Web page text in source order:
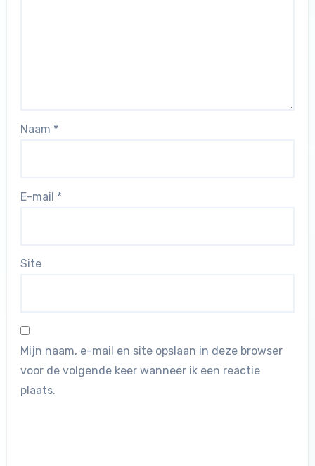
Naam *
E-mail *
Site
Mijn naam, e-mail en site opslaan in deze browser
voor de volgende keer wanneer ik een reactie
plaats.